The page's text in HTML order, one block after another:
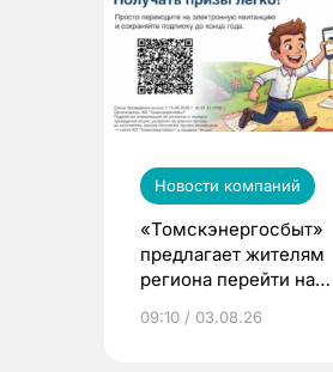
Новости компаний
«Томскэнергосбыт»
предлагает жителям
региона перейти на
выиграть призы
09:10 / 03.08.26